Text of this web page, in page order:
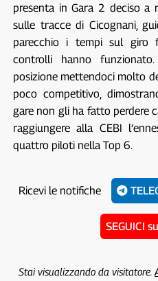
presenta in Gara 2 deciso a
sulle tracce di Cicognani,
parecchio i tempi sul giro
controlli hanno
posizione mettendoci molto
poco competitivo,
gare non gli ha fatto perdere
raggiungere alla CEBI
quattro piloti nella Top 6.
Ricevi le notifiche
SEGUICI
Stai visualizzando da visitatore.